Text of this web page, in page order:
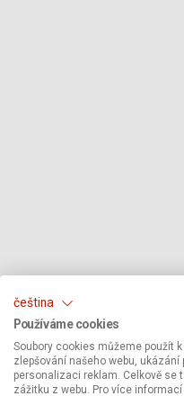
čeština
Používáme cookies
Soubory cookies můžeme použít
zlepšování našeho webu,
personalizaci reklam. Celkově se
zážitku z webu. Pro více